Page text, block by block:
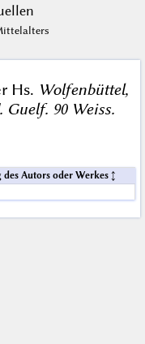
Hs. Wolfenbüttel,
90 Weiss.
des Autors oder Werkes